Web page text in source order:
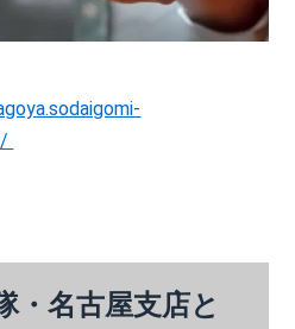
・名古屋支店と